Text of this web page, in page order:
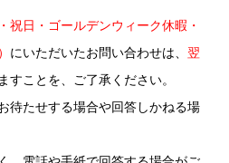
祝日・ゴールデンウィーク休暇・
にいただいたお問い合わせは、翌
すことを、ご了承ください。
待たせする場合や回答しかねる場